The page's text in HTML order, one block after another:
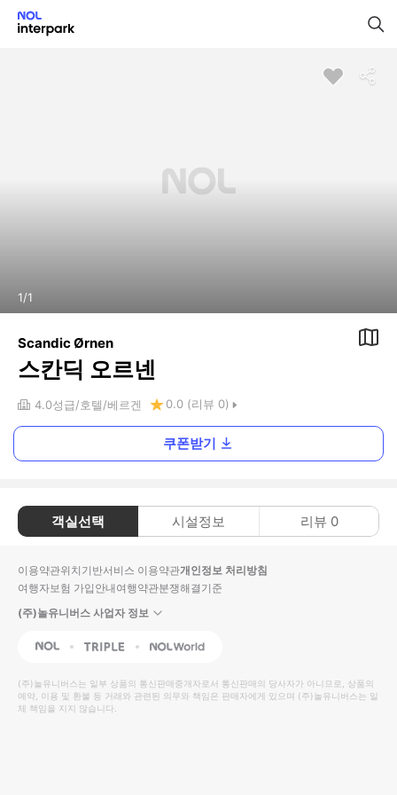
1/1
Scandic Ørnen
스칸딕 오르넨
4.0성급 호텔 베르겐 0.0 (리뷰 0)
쿠폰받기
객실선택 시설정보 리뷰 0
이용약관위치기반서비스 이용약관개인정보 처리방침
여행자보험 가입안내여행약관분쟁해결기준
(주)놀유니버스 사업자 정보
NOL Triple Interpark Global
(주)놀유니버스는 일부 상품의 통신판매중개자로서 통신판매의 당사자가 아니므로, 상품의
예약, 이용 및 환불 등 거래와 관련된 의무와 책임은 판매자에게 있으며 (주)놀유니버스는 일
체 책임을 지지 않습니다.